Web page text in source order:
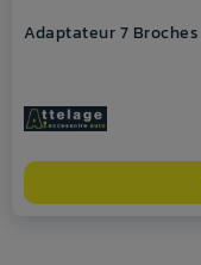
Adaptateur 7 Broches